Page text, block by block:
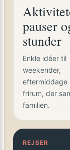
pauser
stunder
Enkle idéer til
weekender,
eftermiddage
frirum, der
familien.
REJSER